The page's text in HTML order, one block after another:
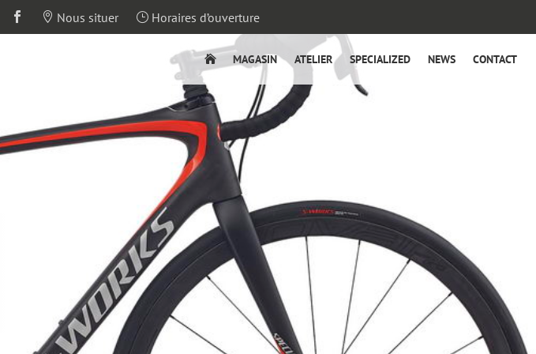
  Nous situer }Horaires d’ouverture
 MAGASIN ATELIER SPECIALIZED NEWS CONTACT